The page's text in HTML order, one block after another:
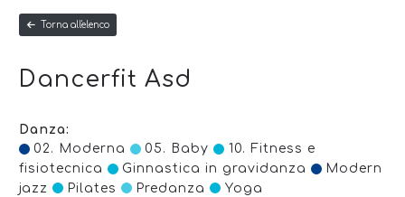
Torna all'elenco
Dancerfit Asd
Danza:
02. Moderna
05. Baby
10. Fitness e
fisiotecnica
Ginnastica in gravidanza
Modern
jazz
Pilates Predanza Yoga